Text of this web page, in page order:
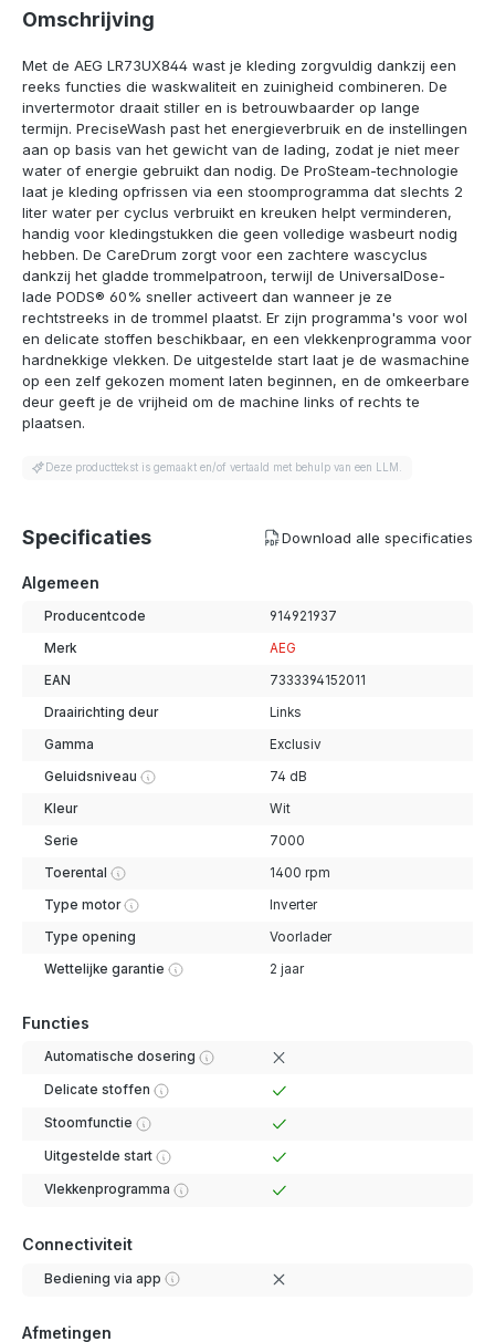
Omschrijving
Met de AEG LR73UX844 wast je kleding zorgvuldig dankzij een
reeks functies die waskwaliteit en zuinigheid combineren. De
invertermotor draait stiller en is betrouwbaarder op lange
termijn. PreciseWash past het energieverbruik en de instellingen
aan op basis van het gewicht van de lading, zodat je niet meer
water of energie gebruikt dan nodig. De ProSteam-technologie
laat je kleding opfrissen via een stoomprogramma dat slechts 2
liter water per cyclus verbruikt en kreuken helpt verminderen,
handig voor kledingstukken die geen volledige wasbeurt nodig
hebben. De CareDrum zorgt voor een zachtere wascyclus
dankzij het gladde trommelpatroon, terwijl de UniversalDose-
lade PODS® 60% sneller activeert dan wanneer je ze
rechtstreeks in de trommel plaatst. Er zijn programma's voor wol
en delicate stoffen beschikbaar, en een vlekkenprogramma voor
hardnekkige vlekken. De uitgestelde start laat je de wasmachine
op een zelf gekozen moment laten beginnen, en de omkeerbare
deur geeft je de vrijheid om de machine links of rechts te
plaatsen.
Deze producttekst is gemaakt en/of vertaald met behulp van een LLM.
Specificaties Download alle specificaties
Algemeen
Producentcode 914921937
Merk AEG
EAN 7333394152011
Draairichting deur Links
Gamma Exclusiv
Geluidsniveau 74 dB
Kleur Wit
Serie 7000
Toerental 1400 rpm
Type motor Inverter
Type opening Voorlader
Wettelijke garantie 2 jaar
Functies
Automatische dosering
Delicate stoffen
Stoomfunctie
Uitgestelde start
Vlekkenprogramma
Connectiviteit
Bediening via app
Afmetingen